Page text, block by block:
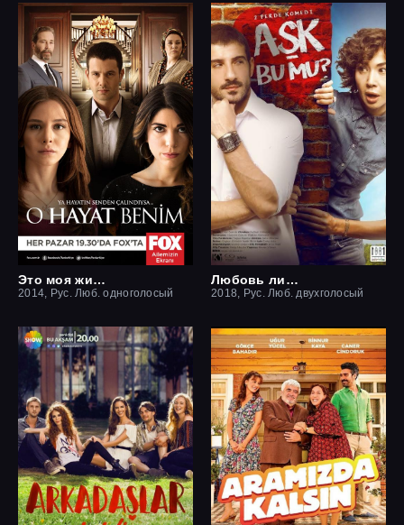
Это моя жизнь
2014, Рус. Люб. одноголосый
Любовь ли это?
2018, Рус. Люб. двухголосый